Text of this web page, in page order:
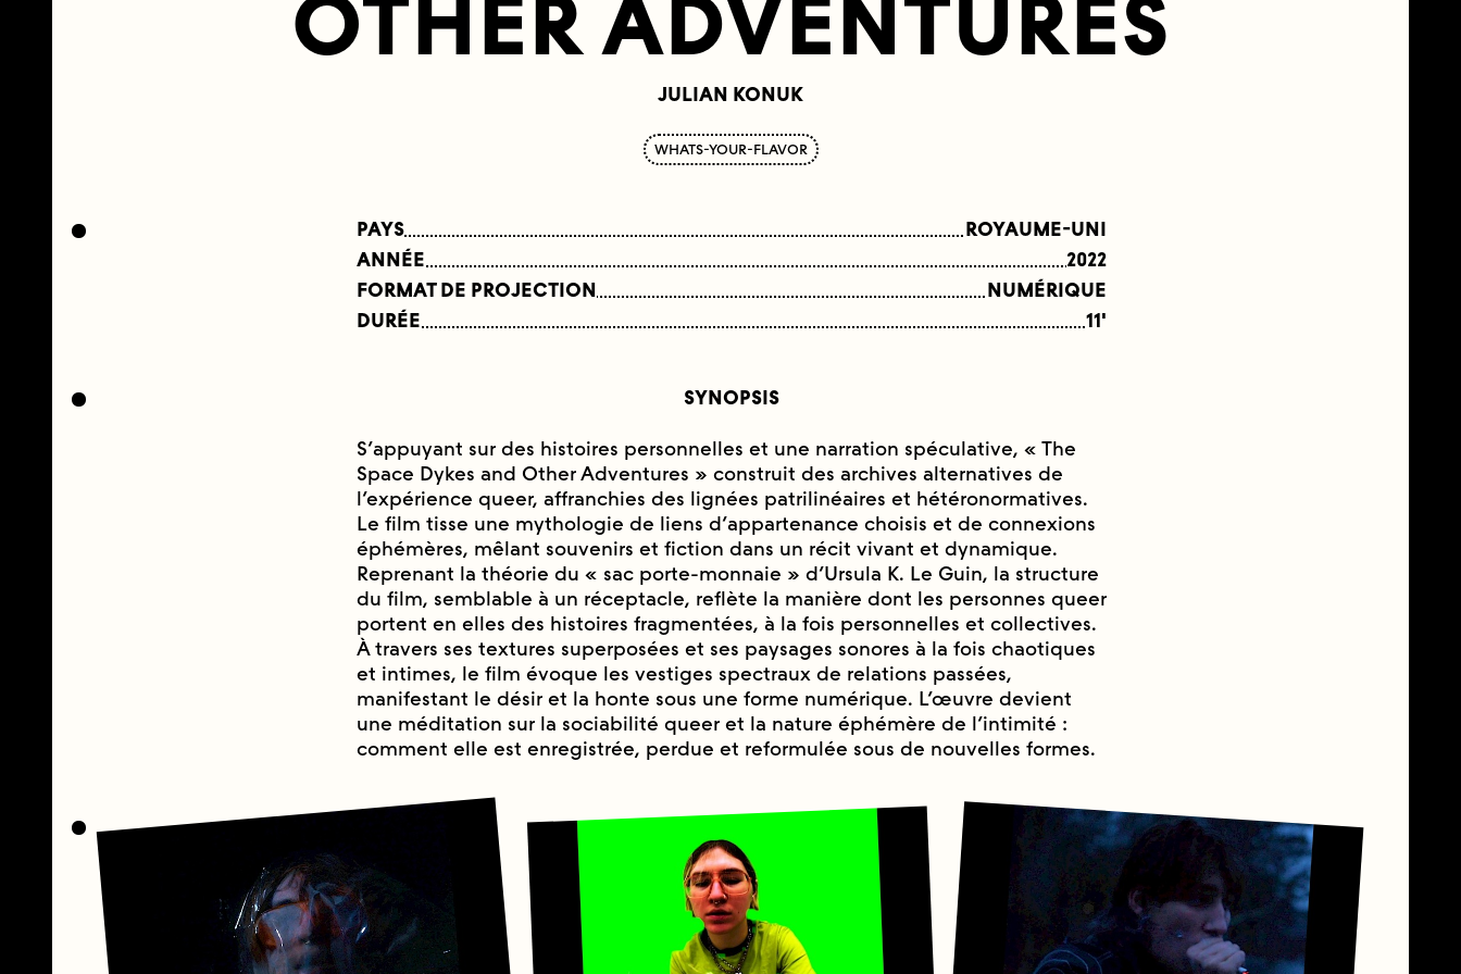
OTHER ADVENTURES
JULIAN KONUK
WHATS-YOUR-FLAVOR
PAYS
ROYAUME-UNI
ANNÉE
2022
FORMAT DE PROJECTION
NUMÉRIQUE
DURÉE
11'
SYNOPSIS
S’appuyant sur des histoires personnelles et une narration spéculative, « The
Space Dykes and Other Adventures » construit des archives alternatives de
l’expérience queer, affranchies des lignées patrilinéaires et hétéronormatives.
Le film tisse une mythologie de liens d’appartenance choisis et de connexions
éphémères, mêlant souvenirs et fiction dans un récit vivant et dynamique.
Reprenant la théorie du « sac porte-monnaie » d’Ursula K. Le Guin, la structure
du film, semblable à un réceptacle, reflète la manière dont les personnes queer
portent en elles des histoires fragmentées, à la fois personnelles et collectives.
À travers ses textures superposées et ses paysages sonores à la fois chaotiques
et intimes, le film évoque les vestiges spectraux de relations passées,
manifestant le désir et la honte sous une forme numérique. L’œuvre devient
une méditation sur la sociabilité queer et la nature éphémère de l’intimité :
comment elle est enregistrée, perdue et reformulée sous de nouvelles formes.